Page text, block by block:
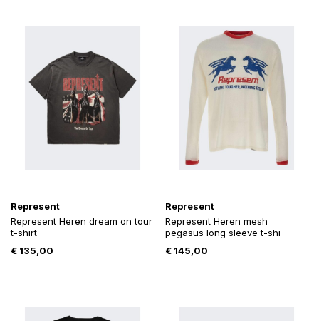
Represent
Represent Heren dream on tour
t-shirt
€ 135,00
Represent
Represent Heren mesh
pegasus long sleeve t-shi
€145,00